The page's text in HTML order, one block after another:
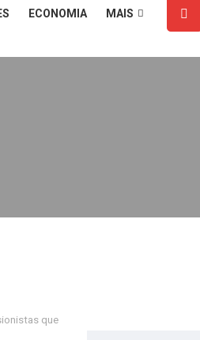
ECONOMIA MAIS
que